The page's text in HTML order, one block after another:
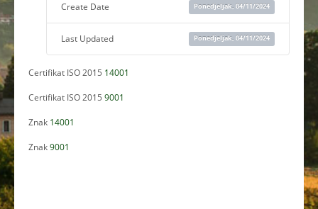
Create Date Ponedjeljak, 04/11/2024
Last Updated Ponedjeljak, 04/11/2024
Certifikat ISO 2015 14001
Certifikat ISO 2015 9001
Znak 14001
Znak9001